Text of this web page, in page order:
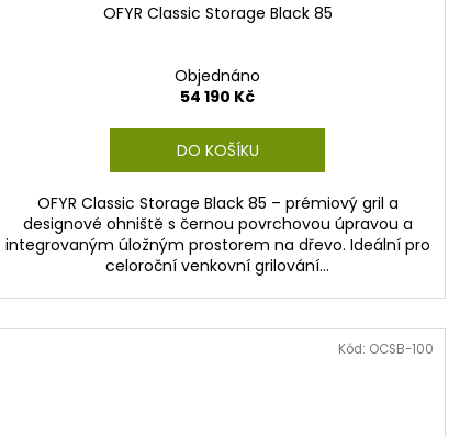
OFYR Classic Storage Black 85
Objednáno
54 190 Kč
DO KOŠÍKU
OFYR Classic Storage Black 85 – prémiový gril a
designové ohniště s černou povrchovou úpravou a
integrovaným úložným prostorem na dřevo. Ideální pro
celoroční venkovní grilování...
Kód: OCSB-100